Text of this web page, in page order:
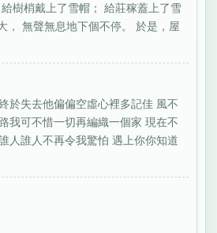
樹梢戴上了雪帽； 給莊稼蓋上了雪
， 無聲無息地下個不停。 於是，屋
於失去他偏偏空虛心裡多記佳 風不
我可不惜一切再編織一個家 現在不
人誰人不再令我驚怕 遇上你你知道